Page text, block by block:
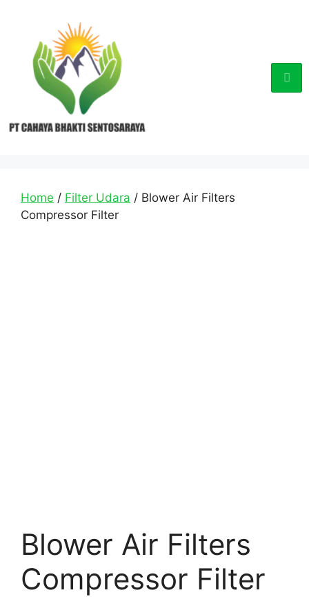
Home / Filter Udara / Blower Air Filters
Compressor Filter
Blower Air Filters
Compressor Filter